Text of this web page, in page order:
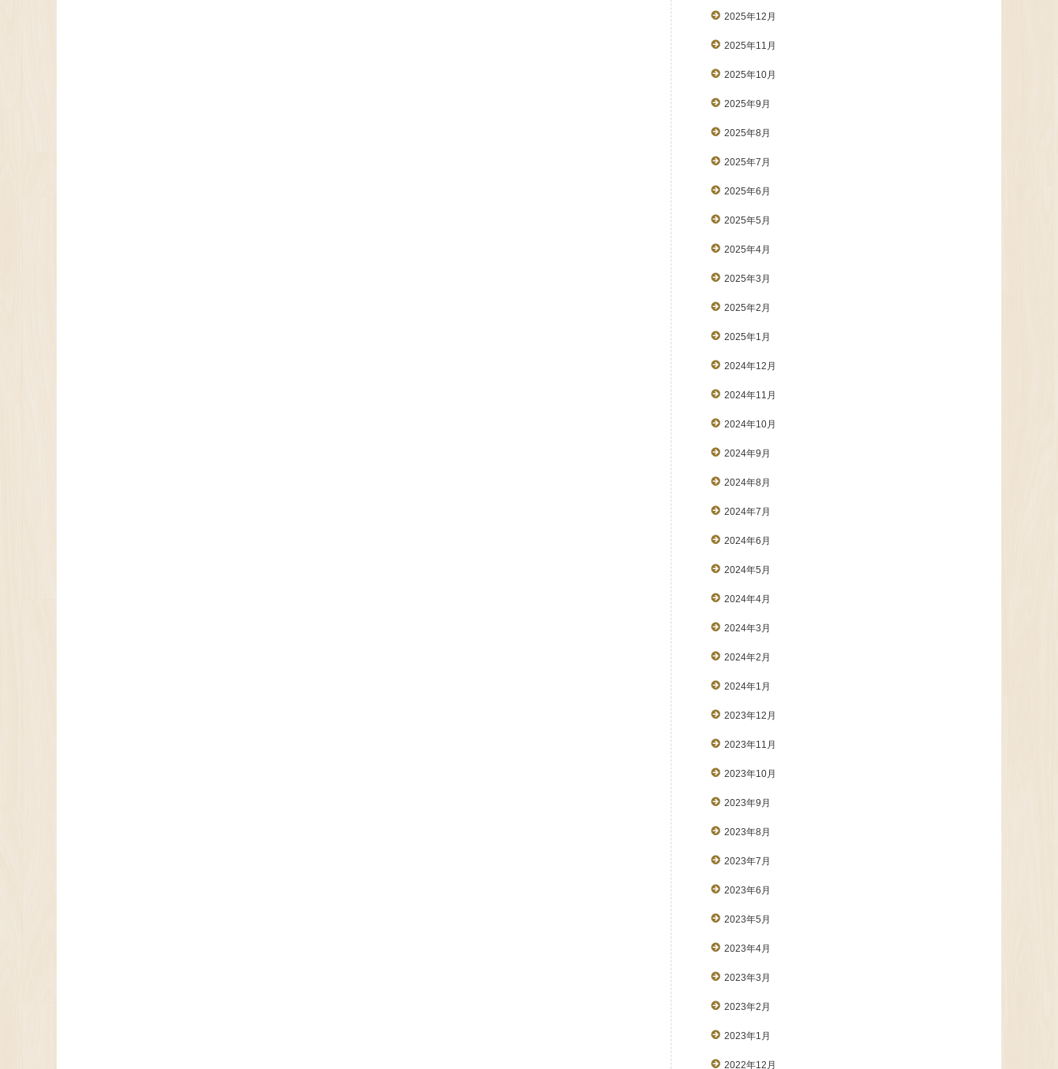
2025年12月
2025年11月
2025年10月
2025年9月
2025年8月
2025年7月
2025年6月
2025年5月
2025年4月
2025年3月
2025年2月
2025年1月
2024年12月
2024年11月
2024年10月
2024年9月
2024年8月
2024年7月
2024年6月
2024年5月
2024年4月
2024年3月
2024年2月
2024年1月
2023年12月
2023年11月
2023年10月
2023年9月
2023年8月
2023年7月
2023年6月
2023年5月
2023年4月
2023年3月
2023年2月
2023年1月
2022年12月